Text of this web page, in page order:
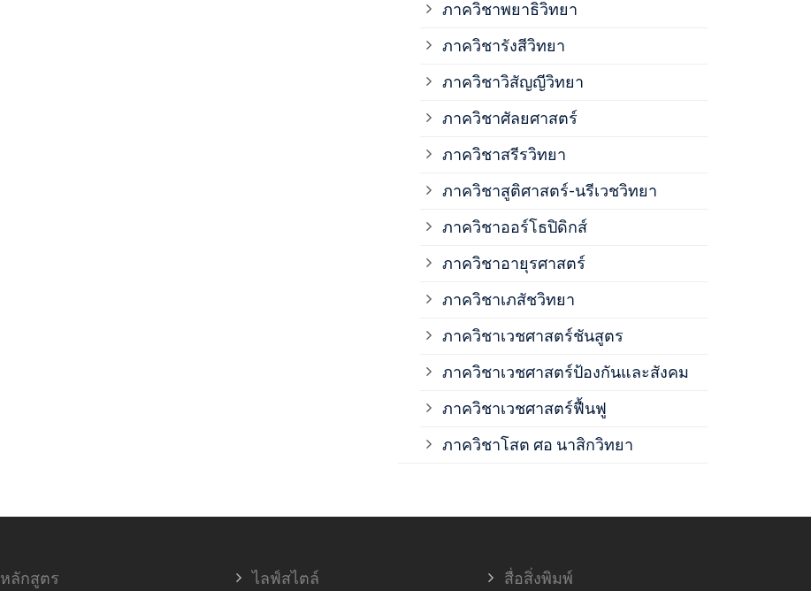
ภาควิชาพยาธิวิทยา
ภาควิชารังสีวิทยา
ภาควิชาวิสัญญีวิทยา
ภาควิชาศัลยศาสตร์
ภาควิชาสรีรวิทยา
ภาควิชาสูติศาสตร์-นรีเวชวิทยา
ภาควิชาออร์โธปิดิกส์
ภาควิชาอายุรศาสตร์
ภาควิชาเภสัชวิทยา
ภาควิชาเวชศาสตร์ชันสูตร
ภาควิชาเวชศาสตร์ป้องกันและสังคม
ภาควิชาเวชศาสตร์ฟื้นฟู
ภาควิชาโสต ศอ นาสิกวิทยา
หลักสูตร
ไลฟ์สไตล์
สื่อสิ่งพิมพ์